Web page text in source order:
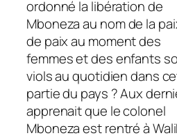
ordonné la libération de
Mboneza au nom de la
de paix au moment des
femmes et des enfants
viols au quotidien dans
partie du pays ? Aux
apprenait que le colonel
Mboneza est rentré à